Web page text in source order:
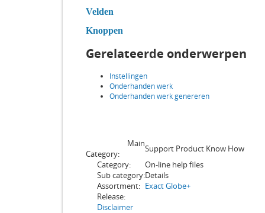
Velden
Knoppen
Gerelateerde onderwerpen
Instellingen
Onderhanden werk
Onderhanden werk genereren
Main
Category:
Support Product Know How
Category:
On-line help files
Sub category:Details
Assortment: Exact Globe+
Release:
Disclaimer